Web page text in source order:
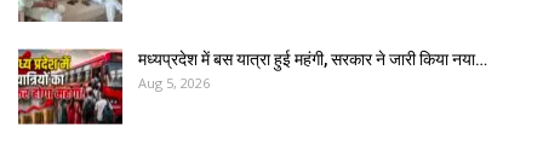
मध्यप्रदेश में बस यात्रा हुई महंगी, सरकार ने जारी किया नया…
Aug 5, 2026